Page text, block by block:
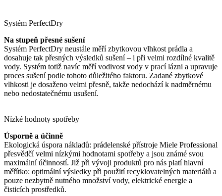
Systém PerfectDry
Na stupeň přesné sušení
Systém PerfectDry neustále měří zbytkovou vlhkost prádla a
dosahuje tak přesných výsledků sušení – i při velmi rozdílné kvalitě
vody. Systém totiž navíc měří vodivost vody v prací lázni a upravuje
proces sušení podle tohoto důležitého faktoru. Zadané zbytkové
vlhkosti je dosaženo velmi přesně, takže nedochází k nadměrnému
nebo nedostatečnému usušení.
Nízké hodnoty spotřeby
Úsporně a účinně
Ekologická úspora nákladů: prádelenské přístroje Miele Professional
přesvědčí velmi nízkými hodnotami spotřeby a jsou známé svou
maximální účinností. Již při vývoji produktů pro nás platí hlavní
měřítko: optimální výsledky při použití recyklovatelných materiálů a
pouze nezbytně nutného množství vody, elektrické energie a
čisticích prostředků.